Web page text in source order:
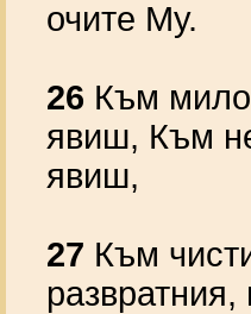
очите Му.
26 Към
явиш, Към
явиш,
27 Към